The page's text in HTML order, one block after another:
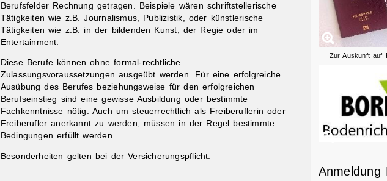
Berufsfelder Rechnung getragen. Beispiele wären schriftstellerische
Tätigkeiten wie z.B. Journalismus, Publizistik, oder künstlerische
Tätigkeiten wie z.B. in der bildenden Kunst, der Regie oder im
Entertainment.
Diese Berufe können ohne formal-rechtliche
Zulassungsvoraussetzungen ausgeübt werden. Für eine erfolgreiche
Ausübung des Berufes beziehungsweise für den erfolgreichen
Berufseinstieg sind eine gewisse Ausbildung oder bestimmte
Fachkenntnisse nötig. Auch um steuerrechtlich als Freiberuflerin oder
Freiberufler anerkannt zu werden, müssen in der Regel bestimmte
Bedingungen erfüllt werden.
Besonderheiten gelten bei der Versicherungspflicht.
Zur Auskunft auf
Anmeldung